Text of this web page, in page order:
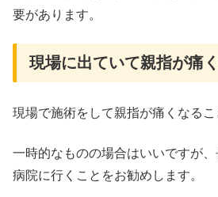
要があります。
現場に出ていて親指が痛
現場で施術をして親指が痛くなるこ
一時的なものの場合はいいですが
病院に行くことをお勧めします。